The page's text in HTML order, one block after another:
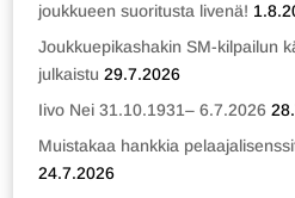
joukkueen suoritusta livenä!
Joukkuepikashakin SM-kilpailun
julkaistu 29.7.2026
Iivo Nei 31.10.1931– 6.7.2026
Muistakaa hankkia
24.7.2026